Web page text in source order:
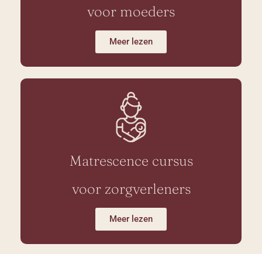
voor moeders
Meer lezen
Matrescence cursus
voor zorgverleners
Meer lezen